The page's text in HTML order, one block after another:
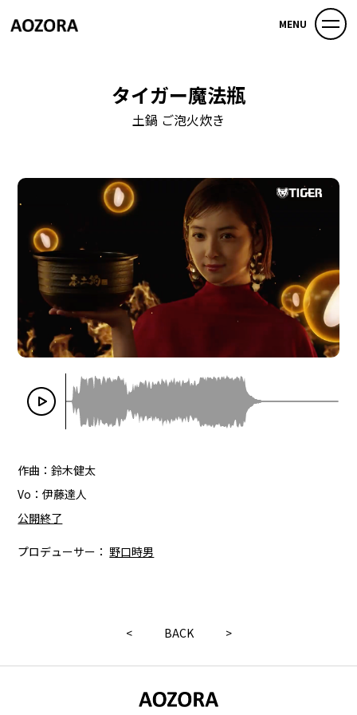
MENU
タイガー魔法瓶
土鍋 ご泡火炊き
作曲：鈴木健太
Vo：伊藤達人
公開終了
プロデューサー：野口時男
< BACK >